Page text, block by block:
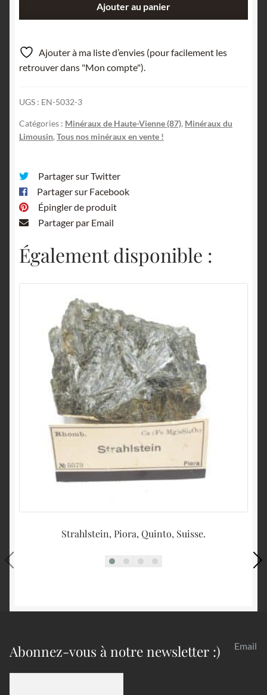
« Palmée »,
Chabannes,
Haute-
Ajouter au panier
Ajouter à ma liste d’envies (pour facilement les
retrouver dans "Mon compte").
UGS : EN-5032-3
Catégories : Minéraux de Haute-Vienne (87), Minéraux du
Limousin, Tous nos minéraux en vente !
Partager sur Twitter
Partager sur Facebook
Épingler de produit
Partager par Email
Également disponible :
Strahlstein, Piora, Quinto, Suisse.
Abonnez-vous à notre newsletter :) Email